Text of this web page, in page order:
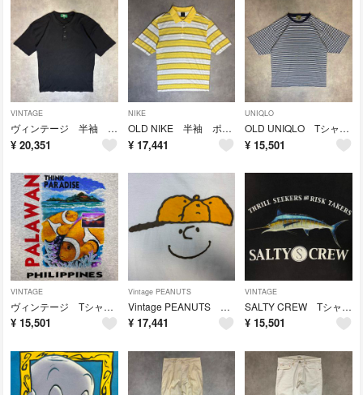
VINTAGE
ヴィンテージ 半袖 サーマルTシャツ ワッフル コットン100% ヘンリーネック
¥ 20,351
NIKE
OLD NIKE 半袖 ポロシャツ 太ボーダー スウッシュロゴ 刺繍 良配色
¥ 17,441
UNIQLO
OLD UNIQLO Tシャツ 80s 初期タグ マルチボーダー クルーネック
¥ 15,501
VINTAGE
ヴィンテージ Tシャツ クマノミ ニモ フィリピン スーベニア タグ付き 南国
¥ 15,501
Vintage PEANUTS
Vintage PEANUTS リンガーTシャツ チャーリー・ブラウン アメカジ
¥ 17,441
VINTAGE
SALTY CREW Tシャツ カジキ 魚 フィッシング ビッグマン アウトドア
¥ 15,501